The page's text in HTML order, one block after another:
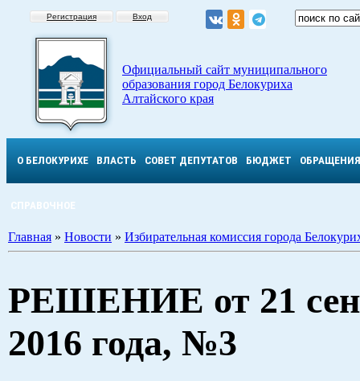
Регистрация Вход
Официальный сайт муниципального
образования город Белокуриха
Алтайского края
О БЕЛОКУРИХЕ ВЛАСТЬ СОВЕТ ДЕПУТАТОВ БЮДЖЕТ ОБРАЩЕНИЯ
СПРАВОЧНОЕ
Главная » Новости » Избирательная комиссия города
РЕШЕНИЕ от 21
2016 года, №3